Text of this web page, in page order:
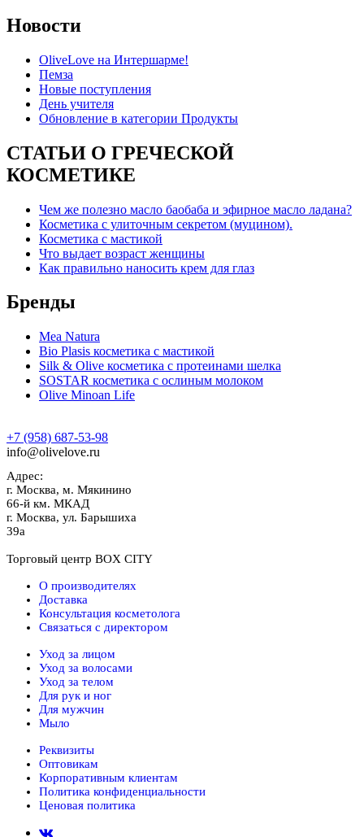
Новости
OliveLove на Интершарме!
Пемза
Новые поступления
День учителя
Обновление в категории Продукты
СТАТЬИ О ГРЕЧЕСКОЙ
КОСМЕТИКЕ
Чем же полезно масло баобаба и эфирное масло ладана?
Косметика с улиточным секретом (муцином).
Косметика с мастикой
Что выдает возраст женщины
Как правильно наносить крем для глаз
Бренды
Mea Natura
Bio Plasis косметика с мастикой
Silk & Olive косметика с протеинами шелка
SOSTAR косметика с ослиным молоком
Olive Minoan Life
+7 (958) 687-53-98
info@olivelove.ru
Адрес:
г. Москва, м. Мякинино
66-й км. МКАД
г. Москва, ул. Барышиха
39а
Торговый центр BOX CITY
О производителях
Доставка
Консультация косметолога
Связаться с директором
Уход за лицом
Уход за волосами
Уход за телом
Для рук и ног
Для мужчин
Мыло
Реквизиты
Оптовикам
Корпоративным клиентам
Политика конфиденциальности
Ценовая политика